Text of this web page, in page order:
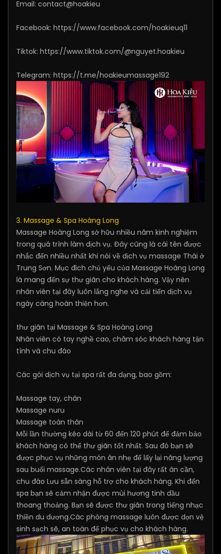
Email: contact@hoakieu
Facebook: https://www.facebook.com/hoakieuq11
Tiktok: https://www.tiktok.com/@nguyet.hoakieu
Telegram: https://t.me/hoakieumassage192
3. Massage & Spa Hoàng Long
Massage Hoàng Long sở hữu nhiều năm kinh nghiệm
trong quá trình làm dịch vụ. Đây cũng là cái tên được
nhắc đến nhiều nhất khi nói về dịch vụ massage Thái ở
Trung Sơn. Mục đich chủ yếu của Massage Hoàng Long
là mang đến sự thư giãn cho khách hàng. Vậy nên
nhân viên tại đây luôn lắng nghe và cải tiến dịch vụ
ngày càng hoàn thiện hơn.
thư giãn tại Massage & Spa Hoàng Long
Nhân viên có tay nghề cao, chăm sóc khách hàng tận
tình và chu đáo
Các gói dịch vụ tại spa rất đa dạng, bao gồm:
Massage tay, chân
Massage nuru
Massage toàn thân
Mỗi lần thường kéo dài từ 60 đến 120 phút để đảm bảo
khách hàng có thể thư giãn tốt nhất. Sau đó bạn sẽ
được phục vụ những món ăn nhẹ để lấy lại năng lượng
sau buổi massage.Các nhân viên tại đây rất ân cần,
chu đáo Lưu sẵn sàng hỗ trợ cho khách hàng. Khi đến
spa bạn sẽ cảm nhận được mùi hương tinh dầu
thoang thoảng. Bạn sẽ được thư giãn trong tiếng nhạc
thiền du dương.Các phòng massage luôn được dọn vệ
sinh sạch sẽ, an toàn để phục vụ cho khách hàng.